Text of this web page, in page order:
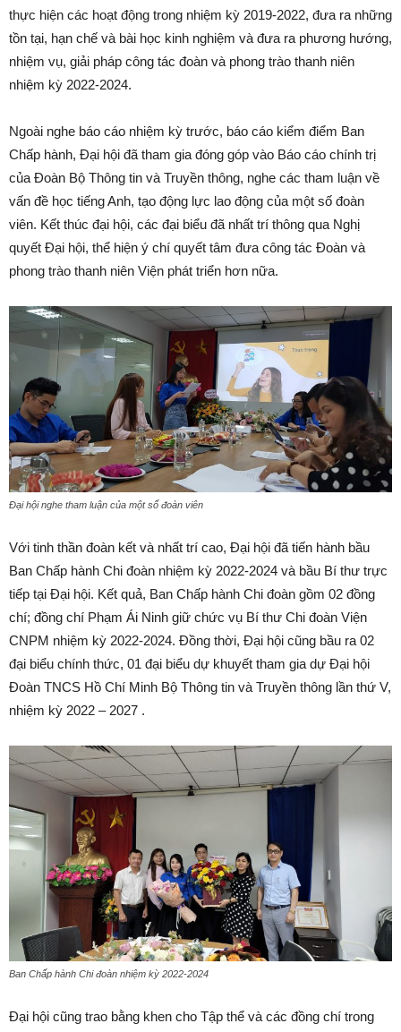
thực hiện các hoạt động trong nhiệm kỳ 2019-2022, đưa ra những
tồn tại, hạn chế và bài học kinh nghiệm và đưa ra phương hướng,
nhiệm vụ, giải pháp công tác đoàn và phong trào thanh niên
nhiệm kỳ 2022-2024.
Ngoài nghe báo cáo nhiệm kỳ trước, báo cáo kiểm điểm Ban
Chấp hành, Đại hội đã tham gia đóng góp vào Báo cáo chính trị
của Đoàn Bộ Thông tin và Truyền thông, nghe các tham luận về
vấn đề học tiếng Anh, tạo động lực lao động của một số đoàn
viên. Kết thúc đại hội, các đại biểu đã nhất trí thông qua Nghị
quyết Đại hội, thể hiện ý chí quyết tâm đưa công tác Đoàn và
phong trào thanh niên Viện phát triển hơn nữa.
Đại hội nghe tham luận của một số đoàn viên
Với tinh thần đoàn kết và nhất trí cao, Đại hội đã tiến hành bầu
Ban Chấp hành Chi đoàn nhiệm kỳ 2022-2024 và bầu Bí thư trực
tiếp tại Đại hội. Kết quả, Ban Chấp hành Chi đoàn gồm 02 đồng
chí; đồng chí Phạm Ái Ninh giữ chức vụ Bí thư Chi đoàn Viện
CNPM nhiệm kỳ 2022-2024. Đồng thời, Đại hội cũng bầu ra 02
đại biểu chính thức, 01 đại biểu dự khuyết tham gia dự Đại hội
Đoàn TNCS Hồ Chí Minh Bộ Thông tin và Truyền thông lần thứ V,
nhiệm kỳ 2022 – 2027 .
Ban Chấp hành Chi đoàn nhiệm kỳ 2022-2024
Đại hội cũng trao bằng khen cho Tập thể và các đồng chí trong